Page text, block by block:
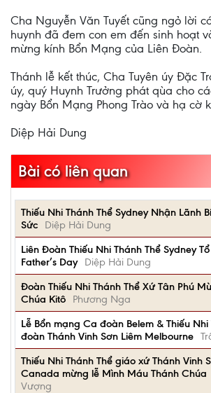
Cha Nguyễn Văn Tuyết cũng ngỏ lời
huynh đã đem con em đến sinh hoạt
mừng kính Bổn Mạng của Liên Đoàn.
Thánh lễ kết thúc, Cha Tuyên úy Đặc
úy, quý Huynh Trưởng phát qùa cho
ngày Bổn Mạng Phong Trào và hạ cờ
Diệp Hải Dung
Bài có liên quan
Thiếu Nhi Thánh Thể Sydney Nhận Lãnh
Sức
Diệp Hải Dung
Liên Đoàn Thiếu Nhi Thánh Thể Sydney
Father’s Day
Diệp Hải Dung
Đoàn Thiếu Nhi Thánh Thể Xứ Tân Phú
Chúa Kitô
Phương Nga
Lễ Bổn mạng Ca đoàn Belem & Thiếu Nhi
đoàn Thánh Vinh Sơn Liêm Melbourne
Thiếu Nhi Thánh Thể giáo xứ Thánh Vinh
Canada mừng lễ Mình Máu Thánh Chúa
Vượng